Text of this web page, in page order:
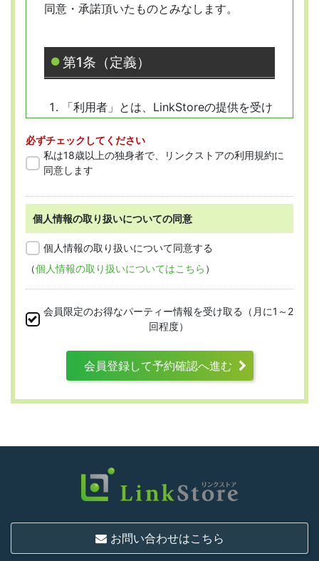
同意・承諾頂いたものとみなします。
第1条（定義）
「利用者」とは、LinkStoreの提供を受け
「会員」とは、本規約に従って会員登録
をした人を指します。
第2条 （適用範囲）
本規約は、すべての会員に適用され、登録手
ります。
第3条 （利用資格）
いものとします。
18歳以上の独身者であること
必ずチェックしてください
私は18歳以上の独身者で、リンクストアの利用規約に
同意します
個人情報の取り扱いについての同意
個人情報の取り扱いについて同意する
（個人情報の取り扱いについてはこちら ）
会員限定のお得なパーティー情報を受け取る（月に1～2
回程度）
会員登録して予約確認へ進む
お問い合わせはこちら